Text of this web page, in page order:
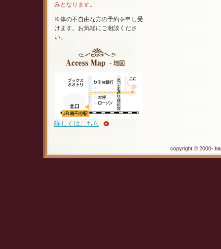
みとなります。
※体の不自由な方の予約を申し受
けます。お気軽にご相談くださ
い。
詳しくはこちら
copyright © 2000-